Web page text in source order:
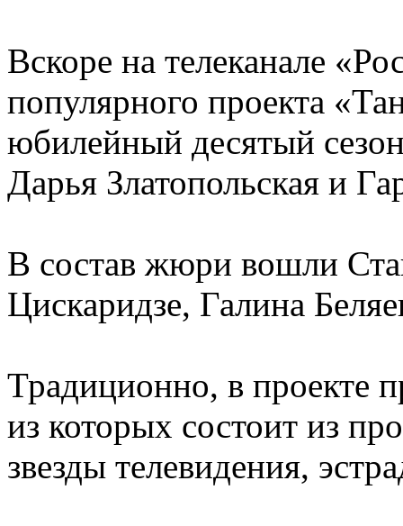
Вскоре на телеканале
популярного проекта
юбилейный десятый сезон
Дарья Златопольская и
В состав жюри вошли
Цискаридзе, Галина
Традиционно, в проекте
из которых состоит из
звезды телевидения,